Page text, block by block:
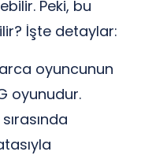
Peki, bu
İşte detaylar:
oyuncunun
oyunudur.